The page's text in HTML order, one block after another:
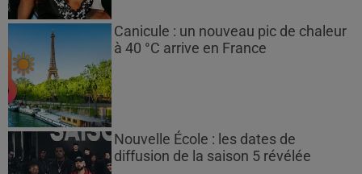
Canicule : un nouveau pic de chaleur
à 40 °C arrive en France
Nouvelle École : les dates de
diffusion de la saison 5 révélée